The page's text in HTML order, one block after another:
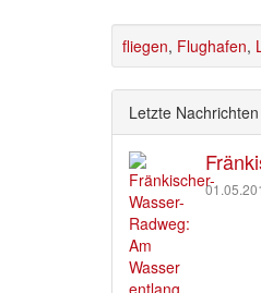
fliegen, Flughafen,
Letzte Nachrichten